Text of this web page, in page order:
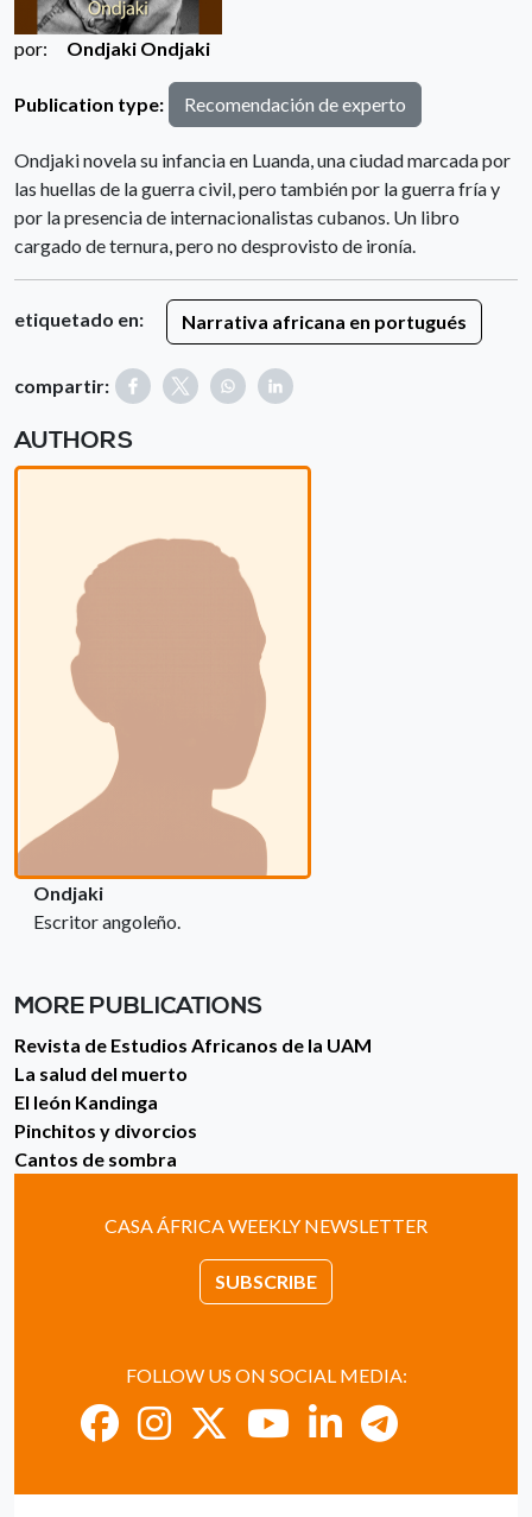
por: Ondjaki Ondjaki
Publication type: Recomendación de experto
Ondjaki novela su infancia en Luanda, una ciudad marcada por
las huellas de la guerra civil, pero también por la guerra fría y
por la presencia de internacionalistas cubanos. Un libro
cargado de ternura, pero no desprovisto de ironía.
etiquetado en: Narrativa africana en portugués
compartir:
AUTHORS
Ondjaki
Escritor angoleño.
MORE PUBLICATIONS
Revista de Estudios Africanos de la UAM
La salud del muerto
El león Kandinga
Pinchitos y divorcios
Cantos de sombra
CASA ÁFRICA WEEKLY NEWSLETTER
SUBSCRIBE
FOLLOW US ON SOCIAL MEDIA: